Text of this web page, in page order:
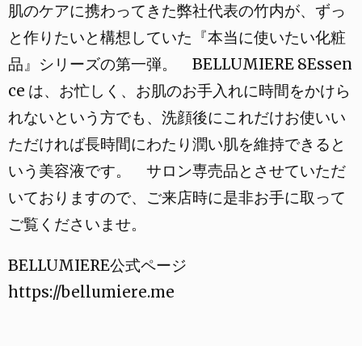
肌のケアに携わってきた弊社代表の竹内が、ずっ
と作りたいと構想していた『本当に使いたい化粧
品』シリーズの第一弾。 BELLUMIERE 8Essen
ce は、お忙しく、お肌のお手入れに時間をかけら
れないという方でも、洗顔後にこれだけお使いい
ただければ長時間にわたり潤い肌を維持できると
いう美容液です。 サロン専売品とさせていただ
いておりますので、ご来店時に是非お手に取って
ご覧くださいませ。
BELLUMIERE公式ページ
https://bellumiere.me